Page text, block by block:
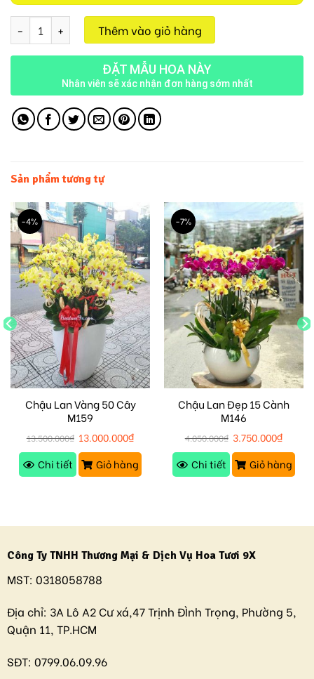
Lan Hồ Điệp M706 số lượngThêm vào giỏ hàng
ĐẶT MẪU HOA NÀY
Nhân viên sẽ xác nhận đơn hàng sớm nhất
Sản phẩm tương tự
-4%
Chậu Lan Vàng 50 Cây
M159
13.500.000₫ 13.000.000₫
Chi tiết
Giỏ hàng
-7%
Chậu Lan Đẹp 15 Cành
M146
4.050.000₫ 3.750.000₫
Chi tiết
Giỏ hàng
Công Ty TNHH Thương Mại & Dịch Vụ Hoa Tươi 9X
MST: 0318058788
Địa chỉ: 3A Lô A2 Cư xá,47 Trịnh ĐÌnh Trọng, Phường 5,
Quận 11, TP.HCM
SĐT: 0799.06.09.96